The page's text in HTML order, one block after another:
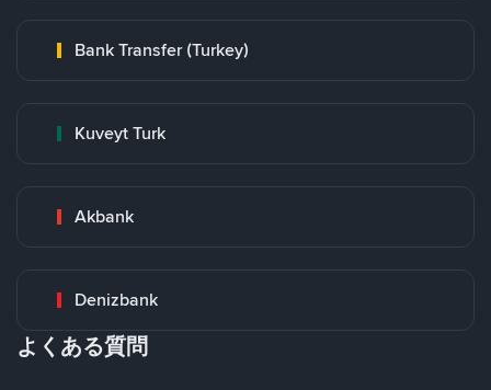
Bank Transfer (Turkey)
Kuveyt Turk
Akbank
Denizbank
よくある質問